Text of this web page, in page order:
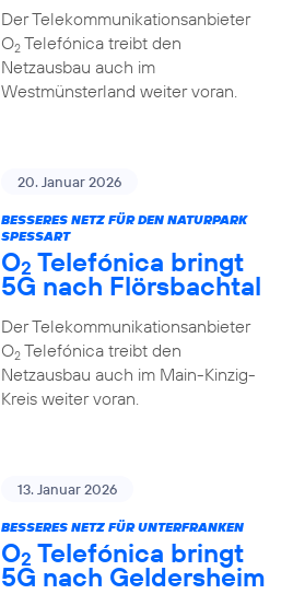
Der Telekommunikationsanbieter
O2Telefónica treibt den
Netzausbau auch im
Westmünsterland weiter voran.
20. Januar 2026
BESSERES NETZ FÜR DEN NATURPARK
SPESSART
O2 Telefónica bringt
5G nach Flörsbachtal
Der Telekommunikationsanbieter
O2Telefónica treibt den
Netzausbau auch im Main-Kinzig-
Kreis weiter voran.
13. Januar 2026
BESSERES NETZ FÜR UNTERFRANKEN
O2 Telefónica bringt
5G nach Geldersheim